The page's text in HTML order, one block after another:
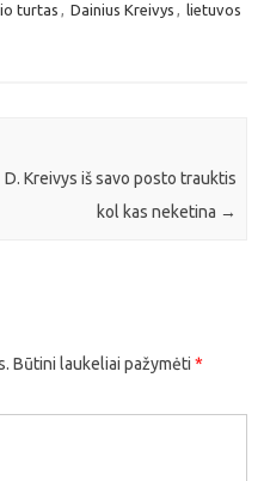
turtas , Dainius Kreivys , lietuvos
D. Kreivys iš savo posto trauktis
kol kas neketina →
Būtini laukeliai pažymėti *